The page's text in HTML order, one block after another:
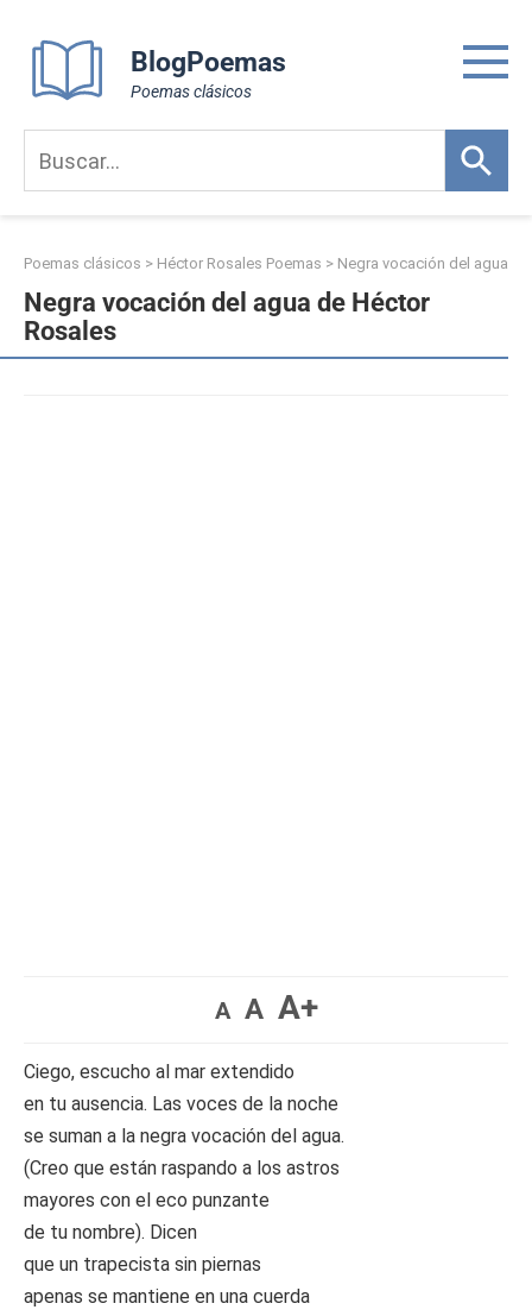
content
BlogPoemas
Poemas clásicos
Poemas clásicos > Héctor Rosales Poemas > Negra vocación del agua
Negra vocación del agua de Héctor
Rosales
A A A+
Ciego, escucho al mar extendido
en tu ausencia. Las voces de la noche
se suman a la negra vocación del agua.
(Creo que están raspando a los astros
mayores con el eco punzante
de tu nombre). Dicen
que un trapecista sin piernas
apenas se mantiene en una cuerda